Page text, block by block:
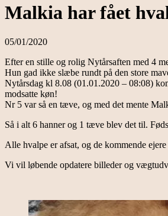
Malkia har fået
05/01/2020
Efter en stille og rolig Nytårsaften med 4
Hun gad ikke slæbe rundt på den store
Nytårsdag kl 8.08 (01.01.2020 – 08:08)
modsatte køn!
Nr 5 var så en tæve, og med det mente
Så i alt 6 hanner og 1 tæve blev det til.
Alle hvalpe er afsat, og de kommende
Vi vil løbende opdatere billeder og